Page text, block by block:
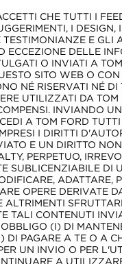
CHE TUTTI I
I DESIGN,
TESTIMONIANZE E GLI
ECCEZIONE DELLE
O INVIATI A
SITO WEB O
NÉ RISERVATI NÉ DI
UTILIZZATI DA
INVIANDO
A TOM FORD
I DIRITTI
E UN DIRITTO
PERPETUO,
SUBLICENZIABILE DI
ADATTARE,
OPERE DERIVATE
TALI CONTENUTI
(I) DI
DI PAGARE A TE O A
UN INVIO O PER
A